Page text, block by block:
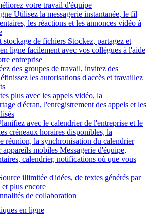
votre travail d'équipe
Utilisez la messagerie instantanée, le fil
les réactions et les annonces vidéo à
stockage de fichiers Stockez, partagez et
ligne facilement avec vos collègues à l'aide
entreprise
des groupes de travail, invitez des
les autorisations d'accès et travaillez
plus avec les appels vidéo, la
d'écran, l'enregistrement des appels et les
avec le calendrier de l'entreprise et le
créneaux horaires disponibles, la
réunion, la synchronisation du calendrier
mobiles Messagerie d'équipe,
calendrier, notifications où que vous
illimitée d'idées, de textes générés par
plus encore
de collaboration
en ligne